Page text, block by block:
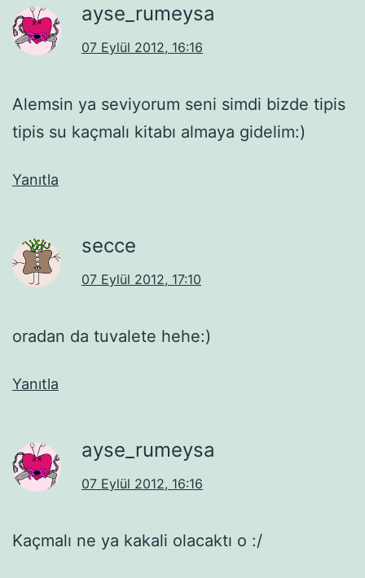
ayse_rumeysa
07 Eylül 2012, 16:16
Alemsin ya seviyorum seni simdi bizde tipis
tipis su kaçmalı kitabı almaya gidelim:)
Yanıtla
secce
07 Eylül 2012, 17:10
oradan da tuvalete hehe:)
Yanıtla
ayse_rumeysa
07 Eylül 2012, 16:16
Kaçmalı ne ya kakali olacaktı o :/